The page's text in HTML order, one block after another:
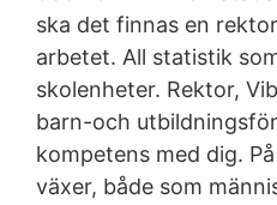
ska det finnas en
arbetet. All statistik
skolenheter. Rektor,
barn-och
kompetens med dig.
växer, både som